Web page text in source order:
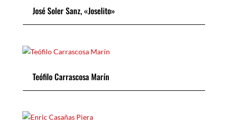
José Soler Sanz, «Joselito»
Teófilo Carrascosa Marín